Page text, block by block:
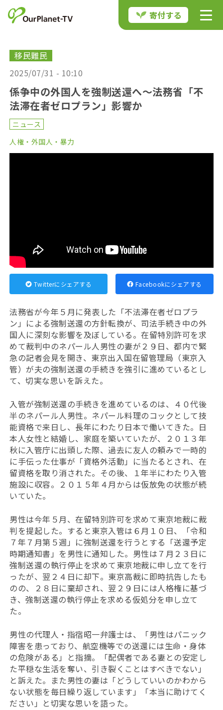
寄付する
移民難民
2025/07/31 - 10:10
係争中の外国人を強制送還へ〜法務省「不
法滞在者ゼロプラン」影響か
ニュース
人権・外国人・暴力
Twitterにシェアする Facebookにシェアする
法務省が今年５月に発表した「不法滞在者ゼロプラ
ン」による強制送還の方針転換が、司法手続き中の外
国人に深刻な影響を及ぼしている。在留特別許可を求
めて裁判中のネパール人男性の妻が２９日、都内で緊
急の記者会見を開き、東京出入国在留管理局（東京入
管）が夫の強制送還の手続きを強引に進めているとし
て、切実な思いを訴えた。
入管が強制送還の手続きを進めているのは、４０代後
半のネパール人男性。ネパール料理のコックとして技
能資格で来日し、長年にわたり日本で働いてきた。日
本人女性と結婚し、家庭を築いていたが、２０１３年
秋に入管庁に出頭した際、過去に友人の頼みで一時的
に手伝った仕事が「資格外活動」に当たるとされ、在
留資格を取り消された。その後、１年半にわたり入管
施設に収容。２０１５年４月からは仮放免の状態が続
いていた。
男性は今年５月、在留特別許可を求めて東京地裁に裁
判を提起した。すると東京入管は６月１０日、「令和
７年７月第５週」に強制送還を行うとする「送還予定
時期通知書」を男性に通知した。男性は７月２３日に
強制送還の執行停止を求めて東京地裁に申し立てを行
ったが、翌２４日に却下。東京高裁に即時抗告したも
のの、２８日に棄却され、翌２９日には人格権に基づ
き、強制送還の執行停止を求める仮処分を申し立て
た。
男性の代理人・指宿昭一弁護士は、「男性はパニック
障害を患っており、航空機等での送還には生命・身体
の危険がある」と指摘。「配偶者である妻との安定し
た平穏な生活を奪い、引き裂くことはすべきでない」
と訴えた。また男性の妻は「どうしていいのかわから
ない状態を毎日繰り返しています」「本当に助けてく
ださい」と切実な思いを語った。